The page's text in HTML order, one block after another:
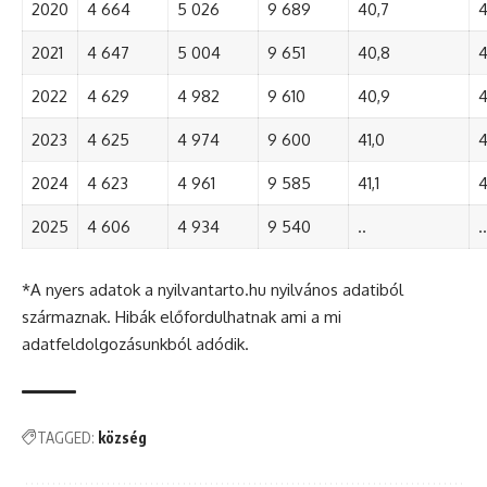
2020 4 664 5 026 9 689 40,7
2021 4 647 5 004 9 651 40,8
2022 4 629 4 982 9 610 40,9
2023 4 625 4 974 9 600 41,0
2024 4 623 4 961 9 585 41,1
2025 4 606 4 934 9 540 .. ..
*A nyers adatok a nyilvantarto.hu nyilvános adatiból
származnak. Hibák előfordulhatnak ami a mi
adatfeldolgozásunkból adódik.
TAGGED: község